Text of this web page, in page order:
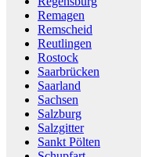
Remagen
Remscheid
Reutlingen
Rostock
Saarbrücken
Saarland
Sachsen
Salzburg
Salzgitter
Sankt Pölten